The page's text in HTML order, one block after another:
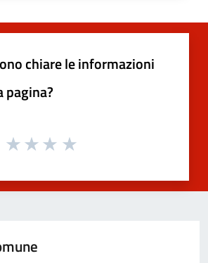
chiare le informazioni
pagina?